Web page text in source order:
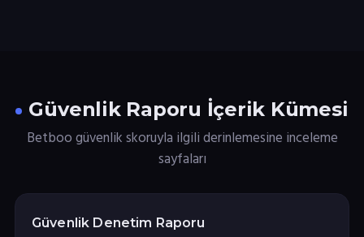
Güvenlik Raporu İçerik Kümesi
Betboo güvenlik skoruyla ilgili derinlemesine inceleme
sayfaları
Güvenlik Denetim Raporu